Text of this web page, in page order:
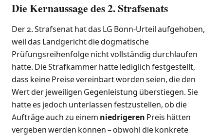
Die Kernaussage des 2. Strafsenats
Der 2. Strafsenat hat das LG Bonn-Urteil aufgehoben,
weil das Landgericht die dogmatische
Prüfungsreihenfolge nicht vollständig durchlaufen
hatte. Die Strafkammer hatte lediglich festgestellt,
dass keine Preise vereinbart worden seien, die den
Wert der jeweiligen Gegenleistung überstiegen. Sie
hatte es jedoch unterlassen festzustellen, ob die
Aufträge auch zu einem niedrigeren Preis hätten
vergeben werden können – obwohl die konkrete